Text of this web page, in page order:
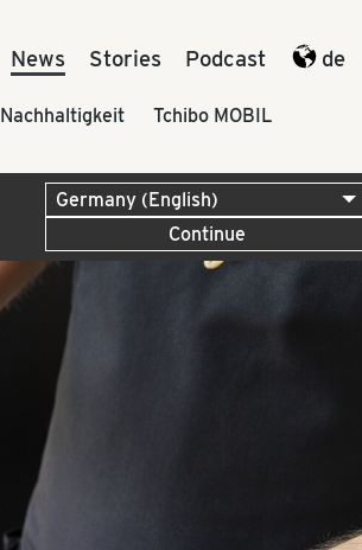
News Stories Podcast de
Nachhaltigkeit
Tchibo MOBIL
Continue